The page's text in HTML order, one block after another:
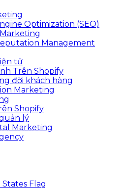
Optimization (SEO)
Management
tử
Trên Shopify
đời khách hàng
Marketing
Shopify
lý
Marketing